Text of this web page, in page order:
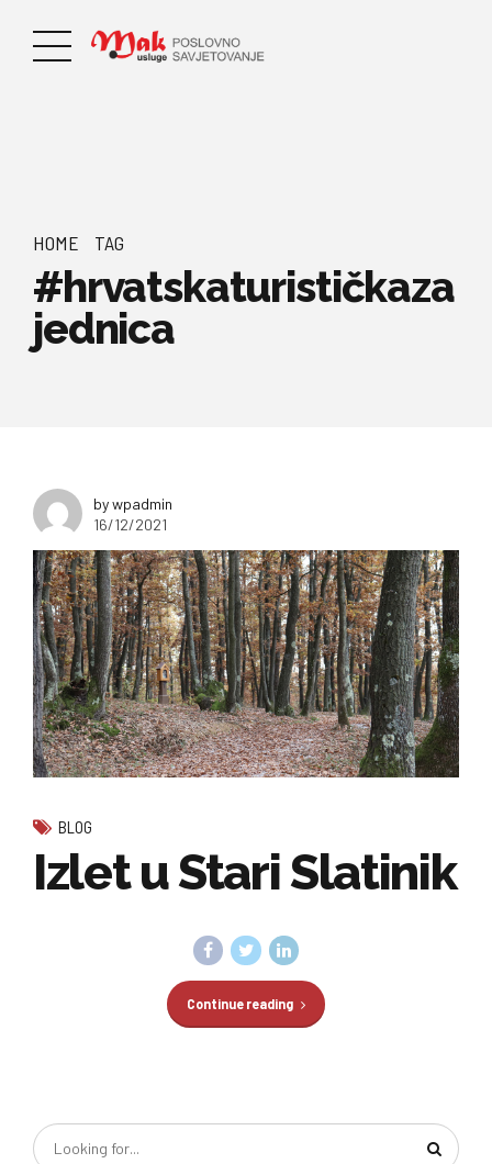
HOME TAG
#hrvatskaturističkaza
jednica
by wpadmin
16/12/2021
BLOG
Izlet u Stari Slatinik
Continue reading